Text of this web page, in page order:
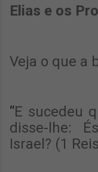
Elias e os
Veja o que a
“E sucedeu
disse-lhe:
Israel? (1